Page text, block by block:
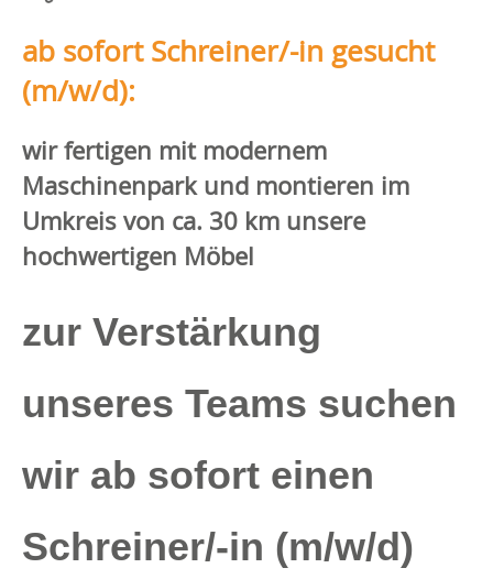
ab sofort Schreiner/-in gesucht
(m/w/d):
wir fertigen mit modernem
Maschinenpark und montieren im
Umkreis von ca. 30 km unsere
hochwertigen Möbel
zur Verstärkung
unseres Teams suchen
wir ab sofort einen
Schreiner/-in (m/w/d)